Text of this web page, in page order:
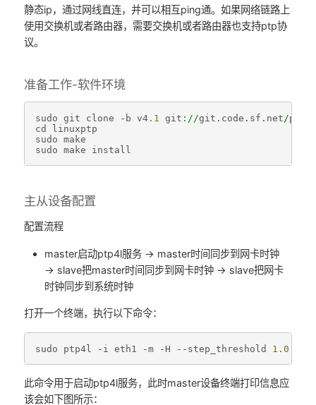
静态ip，通过网线直连，并可以相互ping通。如果网络链路上
使用交换机或者路由器，需要交换机或者路由器也支持ptp协
议。
准备工作-软件环境
sudo git clone - b v4.1 git : //git . code . sf . net /p
cd
linuxptp
sudo make
sudo make install
主从设备配置
配置流程
master启动ptp4l服务 → master时间同步到网卡时钟
→ slave把master时间同步到网卡时钟 → slave把网卡
时钟同步到系统时钟
打开一个终端，执行以下命令：
sudo ptp4l - i eth1 -m - H -- step_threshold 1.0
此命令用于启动ptp4l服务，此时master设备终端打印信息应
该会如下图所示：